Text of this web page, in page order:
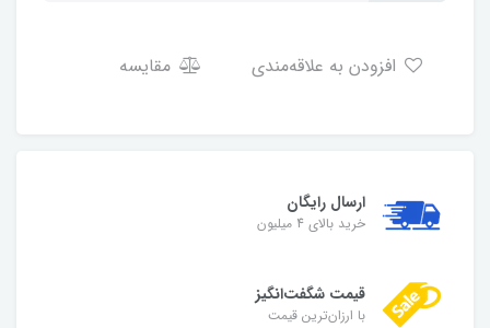
مقایسه
ارسال رایگان
خرید بالای 4 میلیون
قیمت شگفت‌انگیز
با ارزان‌ترین قیمت